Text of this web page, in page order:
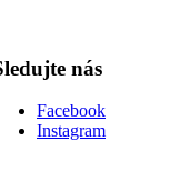
nás
Facebook
Instagram